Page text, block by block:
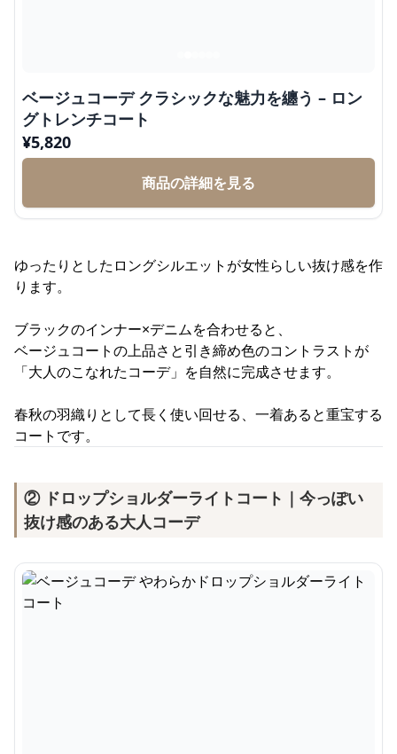
ベージュコーデ クラシックな魅力を纏う – ロン
グトレンチコート
¥5,820
商品の詳細を見る
ゆったりとしたロングシルエットが女性らしい抜け感を作
ります。
ブラックのインナー×デニムを合わせると、
ベージュコートの上品さと引き締め色のコントラストが
「大人のこなれたコーデ」を自然に完成させます。
春秋の羽織りとして長く使い回せる、一着あると重宝する
コートです。
② ドロップショルダーライトコート｜今っぽい
抜け感のある大人コーデ